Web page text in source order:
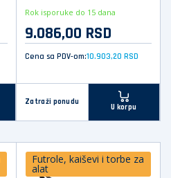
Rok isporuke do 15 dana
9.086,00 RSD
Cena sa PDV-om:10.903,20 RSD
Zatraži ponudu
U korpu
Futrole, kaiševi i torbe za
alat